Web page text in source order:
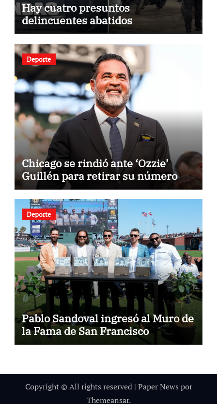
Hay cuatro presuntos
delincuentes abatidos
Deporte
Chicago se rindió ante ‘Ozzie’
Guillén para retirar su número
Deporte
Pablo Sandoval ingresó al Muro de
la Fama de San Francisco
Copyright © All rights reserved | Paper News por
Themeansar.